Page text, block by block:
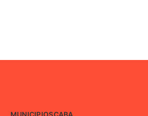
MUNICIPIOSCABA